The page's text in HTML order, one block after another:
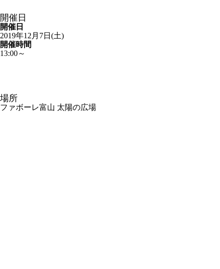
開催日
開催日
2019年12月7日(土)
開催時間
13:00～
場所
ファボーレ富山 太陽の広場